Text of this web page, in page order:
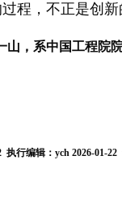
程，不正是创新
山，系中国工程院
执行编辑：ych 2026-01-